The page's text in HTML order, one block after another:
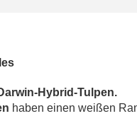
Hybrid-Tulpen.
haben einen weißen